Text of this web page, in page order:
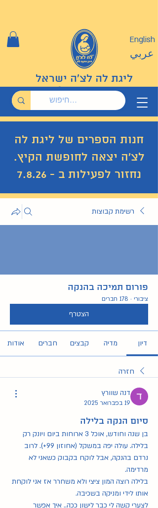
ליגת לה לצ'ה ישראל
English
عربي
חנות הספרים של ליגת לה
לצ'ה יצאה לחופשת הקיץ.
נחזור לפעילות ב - 7.8.26
רשימת קבוצות
פורום תמיכה בהנקה
ציבורי · 178 חברים
הצטרף
דיון מדיה קבצים חברים אודות
חזרה
דנה שוורץ
19 בפברואר 2025
סיום הנקה בלילה
מרדימה.
אותו לידי ומניקה בשכיבה.